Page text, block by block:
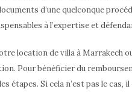
d’une quelconque
à l’expertise et
location de villa à
Pour bénéficier du
étapes. Si cela n’est pas le